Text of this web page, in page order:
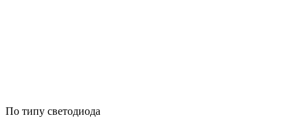
По типу светодиода